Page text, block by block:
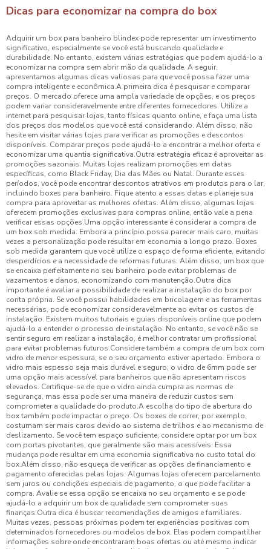
Dicas para economizar na compra do box
Adquirir um box para banheiro blindex pode representar um investimento
significativo, especialmente se você está buscando qualidade e
durabilidade. No entanto, existem várias estratégias que podem ajudá-lo a
economizar na compra sem abrir mão da qualidade. A seguir,
apresentamos algumas dicas valiosas para que você possa fazer uma
compra inteligente e econômica.A primeira dica é pesquisar e comparar
preços. O mercado oferece uma ampla variedade de opções, e os preços
podem variar consideravelmente entre diferentes fornecedores. Utilize a
internet para pesquisar lojas, tanto físicas quanto online, e faça uma lista
dos preços dos modelos que você está considerando. Além disso, não
hesite em visitar várias lojas para verificar as promoções e descontos
disponíveis. Comparar preços pode ajudá-lo a encontrar a melhor oferta e
economizar uma quantia significativa.Outra estratégia eficaz é aproveitar as
promoções sazonais. Muitas lojas realizam promoções em datas
específicas, como Black Friday, Dia das Mães ou Natal. Durante esses
períodos, você pode encontrar descontos atrativos em produtos para o lar,
incluindo boxes para banheiro. Fique atento a essas datas e planeje sua
compra para aproveitar as melhores ofertas. Além disso, algumas lojas
oferecem promoções exclusivas para compras online, então vale a pena
verificar essas opções.Uma opção interessante é considerar a compra de
um box sob medida. Embora a princípio possa parecer mais caro, muitas
vezes a personalização pode resultar em economia a longo prazo. Boxes
sob medida garantem que você utilize o espaço de forma eficiente, evitando
desperdícios e a necessidade de reformas futuras. Além disso, um box que
se encaixa perfeitamente no seu banheiro pode evitar problemas de
vazamentos e danos, economizando com manutenção.Outra dica
importante é avaliar a possibilidade de realizar a instalação do box por
conta própria. Se você possui habilidades em bricolagem e as ferramentas
necessárias, pode economizar consideravelmente ao evitar os custos de
instalação. Existem muitos tutoriais e guias disponíveis online que podem
ajudá-lo a entender o processo de instalação. No entanto, se você não se
sentir seguro em realizar a instalação, é melhor contratar um profissional
para evitar problemas futuros.Considere também a compra de um box com
vidro de menor espessura, se o seu orçamento estiver apertado. Embora o
vidro mais espesso seja mais durável e seguro, o vidro de 6mm pode ser
uma opção mais acessível para banheiros que não apresentam riscos
elevados. Certifique-se de que o vidro ainda cumpra as normas de
segurança, mas essa pode ser uma maneira de reduzir custos sem
comprometer a qualidade do produto.A escolha do tipo de abertura do
box também pode impactar o preço. Os boxes de correr, por exemplo,
costumam ser mais caros devido ao sistema de trilhos e ao mecanismo de
deslizamento. Se você tem espaço suficiente, considere optar por um box
com portas pivotantes, que geralmente são mais acessíveis. Essa
mudança pode resultar em uma economia significativa no custo total do
box.Além disso, não esqueça de verificar as opções de financiamento e
pagamento oferecidas pelas lojas. Algumas lojas oferecem parcelamento
sem juros ou condições especiais de pagamento, o que pode facilitar a
compra. Avalie se essa opção se encaixa no seu orçamento e se pode
ajudá-lo a adquirir um box de qualidade sem comprometer suas
finanças.Outra dica é buscar recomendações de amigos e familiares.
Muitas vezes, pessoas próximas podem ter experiências positivas com
determinados fornecedores ou modelos de box. Elas podem compartilhar
informações sobre onde encontraram boas ofertas ou até mesmo indicar